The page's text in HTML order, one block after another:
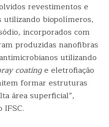
revestimentos e
utilizando biopolímeros,
incorporados com
produzidas nanofibras
utilizando
coatinge eletrofiação
formar estruturas
área superficial”,
IFSC.